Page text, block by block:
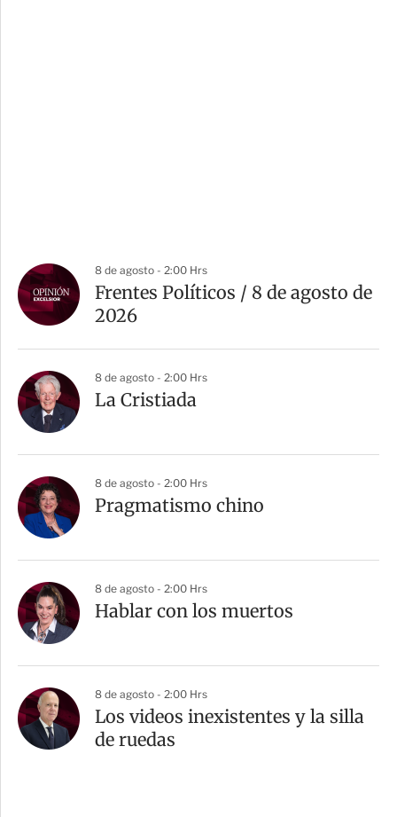
8 de agosto - 2:00 Hrs
Frentes Políticos / 8 de agosto de
2026
8 de agosto - 2:00 Hrs
La Cristiada
8 de agosto - 2:00 Hrs
Pragmatismo chino
8 de agosto - 2:00 Hrs
Hablar con los muertos
8 de agosto - 2:00 Hrs
Los videos inexistentes y la silla
de ruedas